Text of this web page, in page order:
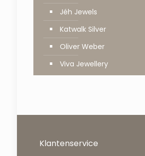
Jéh Jewels
Katwalk Silver
Oliver Weber
Viva Jewellery
Klantenservice